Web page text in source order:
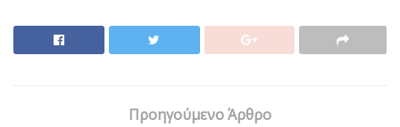
Προηγούμενο Άρθρο